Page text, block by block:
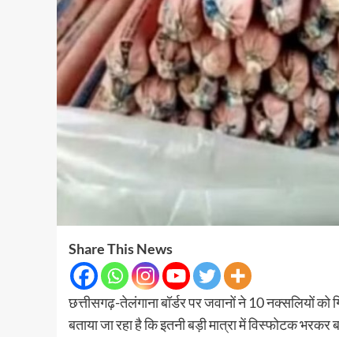
Share This News
छत्तीसगढ़-तेलंगाना बॉर्डर पर जवानों ने 10 नक्सलियों
बताया जा रहा है कि इतनी बड़ी मात्रा में विस्फोटक